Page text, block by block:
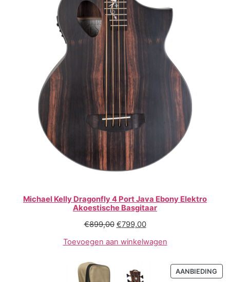
Michael Kelly Dragonfly 4 Port Java Ebony Elektro
Akoestische Basgitaar
€899,00 €799,00
Toevoegen aan winkelwagen
AANBIEDING